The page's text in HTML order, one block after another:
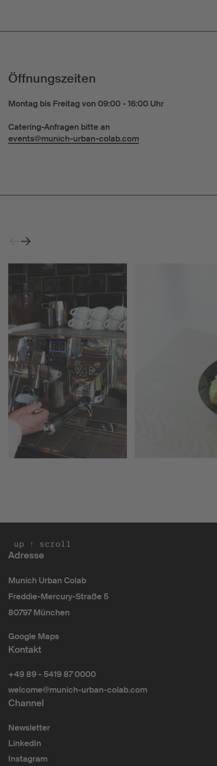
Öffnungszeiten
Montag bis Freitag von 09:00 - 16:00 Uhr
Catering-Anfragen bitte an
events@munich-urban-colab.com
Weiter
↑ scroll up
Adresse
Munich Urban Colab
Freddie-Mercury-Straße 5
80797 München
Google Maps
Kontakt
+49 89 - 5419 87 0000
welcome@munich-urban-colab.com
Channel
Newsletter
LinkedIn
Instagram